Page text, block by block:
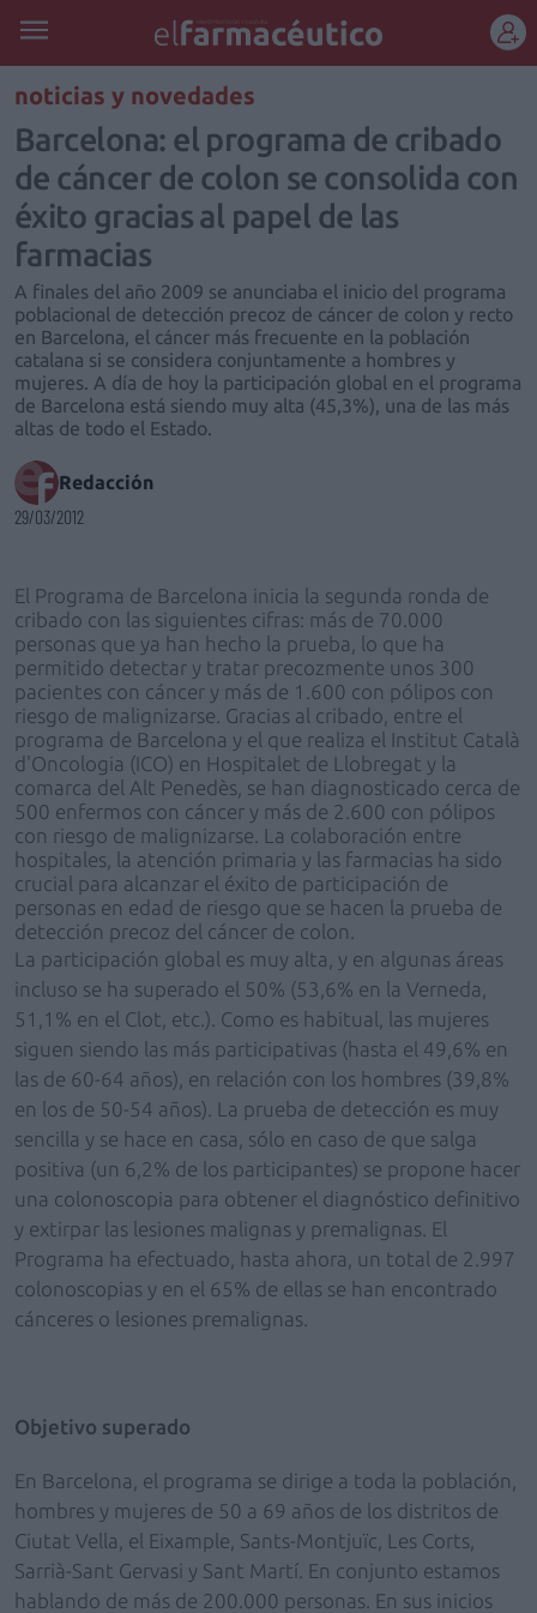
REGÍSTRATE
noticias y novedades
Barcelona: el programa de cribado
de cáncer de colon se consolida con
éxito gracias al papel de las
farmacias
A finales del año 2009 se anunciaba el inicio del programa
poblacional de detección precoz de cáncer de colon y recto
en Barcelona, el cáncer más frecuente en la población
catalana si se considera conjuntamente a hombres y
mujeres. A día de hoy la participación global en el programa
de Barcelona está siendo muy alta (45,3%), una de las más
altas de todo el Estado.
Redacción
29/03/2012
El Programa de Barcelona inicia la segunda ronda de
cribado con las siguientes cifras: más de 70.000
personas que ya han hecho la prueba, lo que ha
permitido detectar y tratar precozmente unos 300
pacientes con cáncer y más de 1.600 con pólipos con
riesgo de malignizarse. Gracias al cribado, entre el
programa de Barcelona y el que realiza el Institut Català
d'Oncologia (ICO) en Hospitalet de Llobregat y la
comarca del Alt Penedès, se han diagnosticado cerca de
500 enfermos con cáncer y más de 2.600 con pólipos
con riesgo de malignizarse. La colaboración entre
hospitales, la atención primaria y las farmacias ha sido
crucial para alcanzar el éxito de participación de
personas en edad de riesgo que se hacen la prueba de
detección precoz del cáncer de colon.
La participación global es muy alta, y en algunas áreas
incluso se ha superado el 50% (53,6% en la Verneda,
51,1% en el Clot, etc.). Como es habitual, las mujeres
siguen siendo las más participativas (hasta el 49,6% en
las de 60-64 años), en relación con los hombres (39,8%
en los de 50-54 años). La prueba de detección es muy
sencilla y se hace en casa, sólo en caso de que salga
positiva (un 6,2% de los participantes) se propone hacer
una colonoscopia para obtener el diagnóstico definitivo
y extirpar las lesiones malignas y premalignas. El
Programa ha efectuado, hasta ahora, un total de 2.997
colonoscopias y en el 65% de ellas se han encontrado
cánceres o lesiones premalignas.
Objetivo superado
En Barcelona, el programa se dirige a toda la población,
hombres y mujeres de 50 a 69 años de los distritos de
Ciutat Vella, el Eixample, Sants-Montjuïc, Les Corts,
Sarrià-Sant Gervasi y Sant Martí. En conjunto estamos
hablando de más de 200.000 personas. En sus inicios